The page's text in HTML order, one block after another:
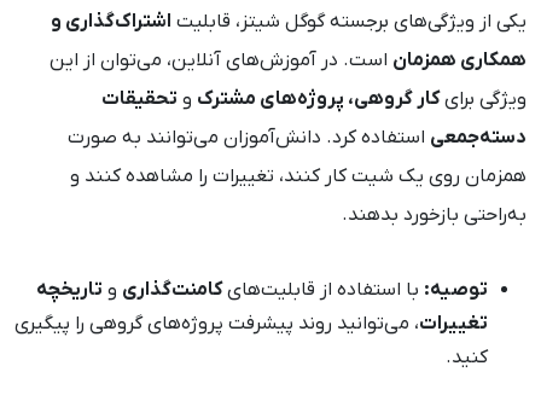
یکی از ویژگی‌های برجسته گوگل شیتز، قابلیت اشتراک‌گذاری و
همکاری همزمان است. در آموزش‌های آنلاین، می‌توان از این
ویژگی برایکار گروهی، پروژه‌های مشترک و تحقیقات
دسته‌جمعی استفاده کرد. دانش‌آموزان می‌توانند به صورت
همزمان روی یک شیت کار کنند، تغییرات را مشاهده کنند و
به‌راحتی بازخورد بدهند.
توصیه: با استفاده از قابلیت‌هایکامنت‌گذاری و تاریخچه
تغییرات، می‌توانید روند پیشرفت پروژه‌های گروهی را پیگیری
کنید.